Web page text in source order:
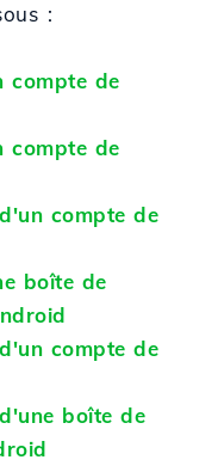
:
compte de
compte de
compte de
boîte de
compte de
boîte de